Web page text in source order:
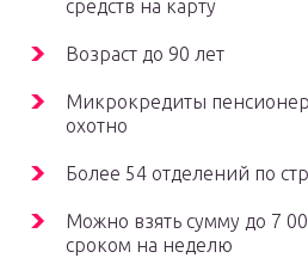
средств на карту
Возраст до 90 лет
Микрокредиты
охотно
Более 54 отделений по
Можно взять сумму до 7
сроком на неделю